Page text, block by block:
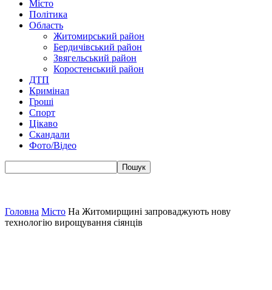
Місто
Політика
Область
Житомирський район
Бердичівський район
Звягельський район
Коростенський район
ДТП
Кримінал
Гроші
Спорт
Цікаво
Скандали
Фото/Відео
Головна Місто На Житомирщині запроваджують нову
технологію вирощування сіянців